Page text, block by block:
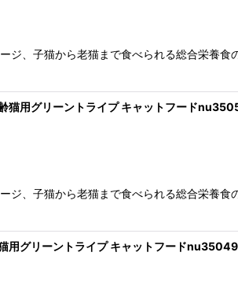
絞り込む
ジ、子猫から老猫まで食べられる総合栄養
猫用グリーントライプ キャットフード
ジ、子猫から老猫まで食べられる総合栄養
用グリーントライプ キャットフードnu35049